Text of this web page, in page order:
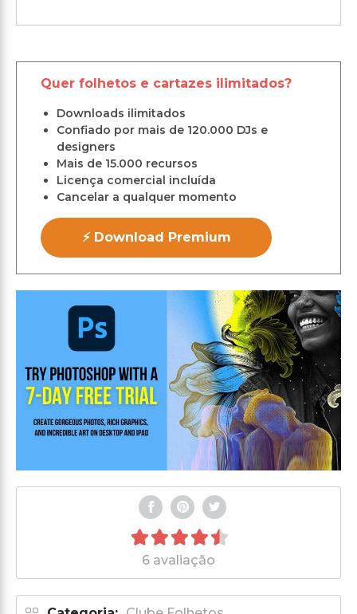
Quer folhetos e cartazes ilimitados?
Downloads ilimitados
Confiado por mais de 120.000 DJs e
designers
Mais de 15.000 recursos
Licença comercial incluída
Cancelar a qualquer momento
⚡ Download Premium
6 avaliação